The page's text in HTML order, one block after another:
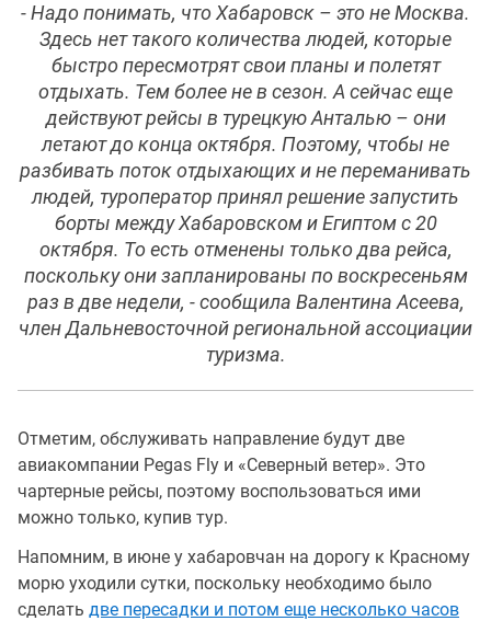
- Надо понимать, что Хабаровск – это не Москва.
Здесь нет такого количества людей, которые
быстро пересмотрят свои планы и полетят
отдыхать. Тем более не в сезон. А сейчас еще
действуют рейсы в турецкую Анталью – они
летают до конца октября. Поэтому, чтобы не
разбивать поток отдыхающих и не переманивать
людей, туроператор принял решение запустить
борты между Хабаровском и Египтом с 20
октября. То есть отменены только два рейса,
поскольку они запланированы по воскресеньям
раз в две недели, - сообщила Валентина Асеева,
член Дальневосточной региональной ассоциации
туризма.
Отметим, обслуживать направление будут две
авиакомпании Pegas Fly и «Северный ветер». Это
чартерные рейсы, поэтому воспользоваться ими
можно только, купив тур.
Напомним, в июне у хабаровчан на дорогу к Красному
морю уходили сутки, поскольку необходимо было
сделать две пересадки и потом еще несколько часов